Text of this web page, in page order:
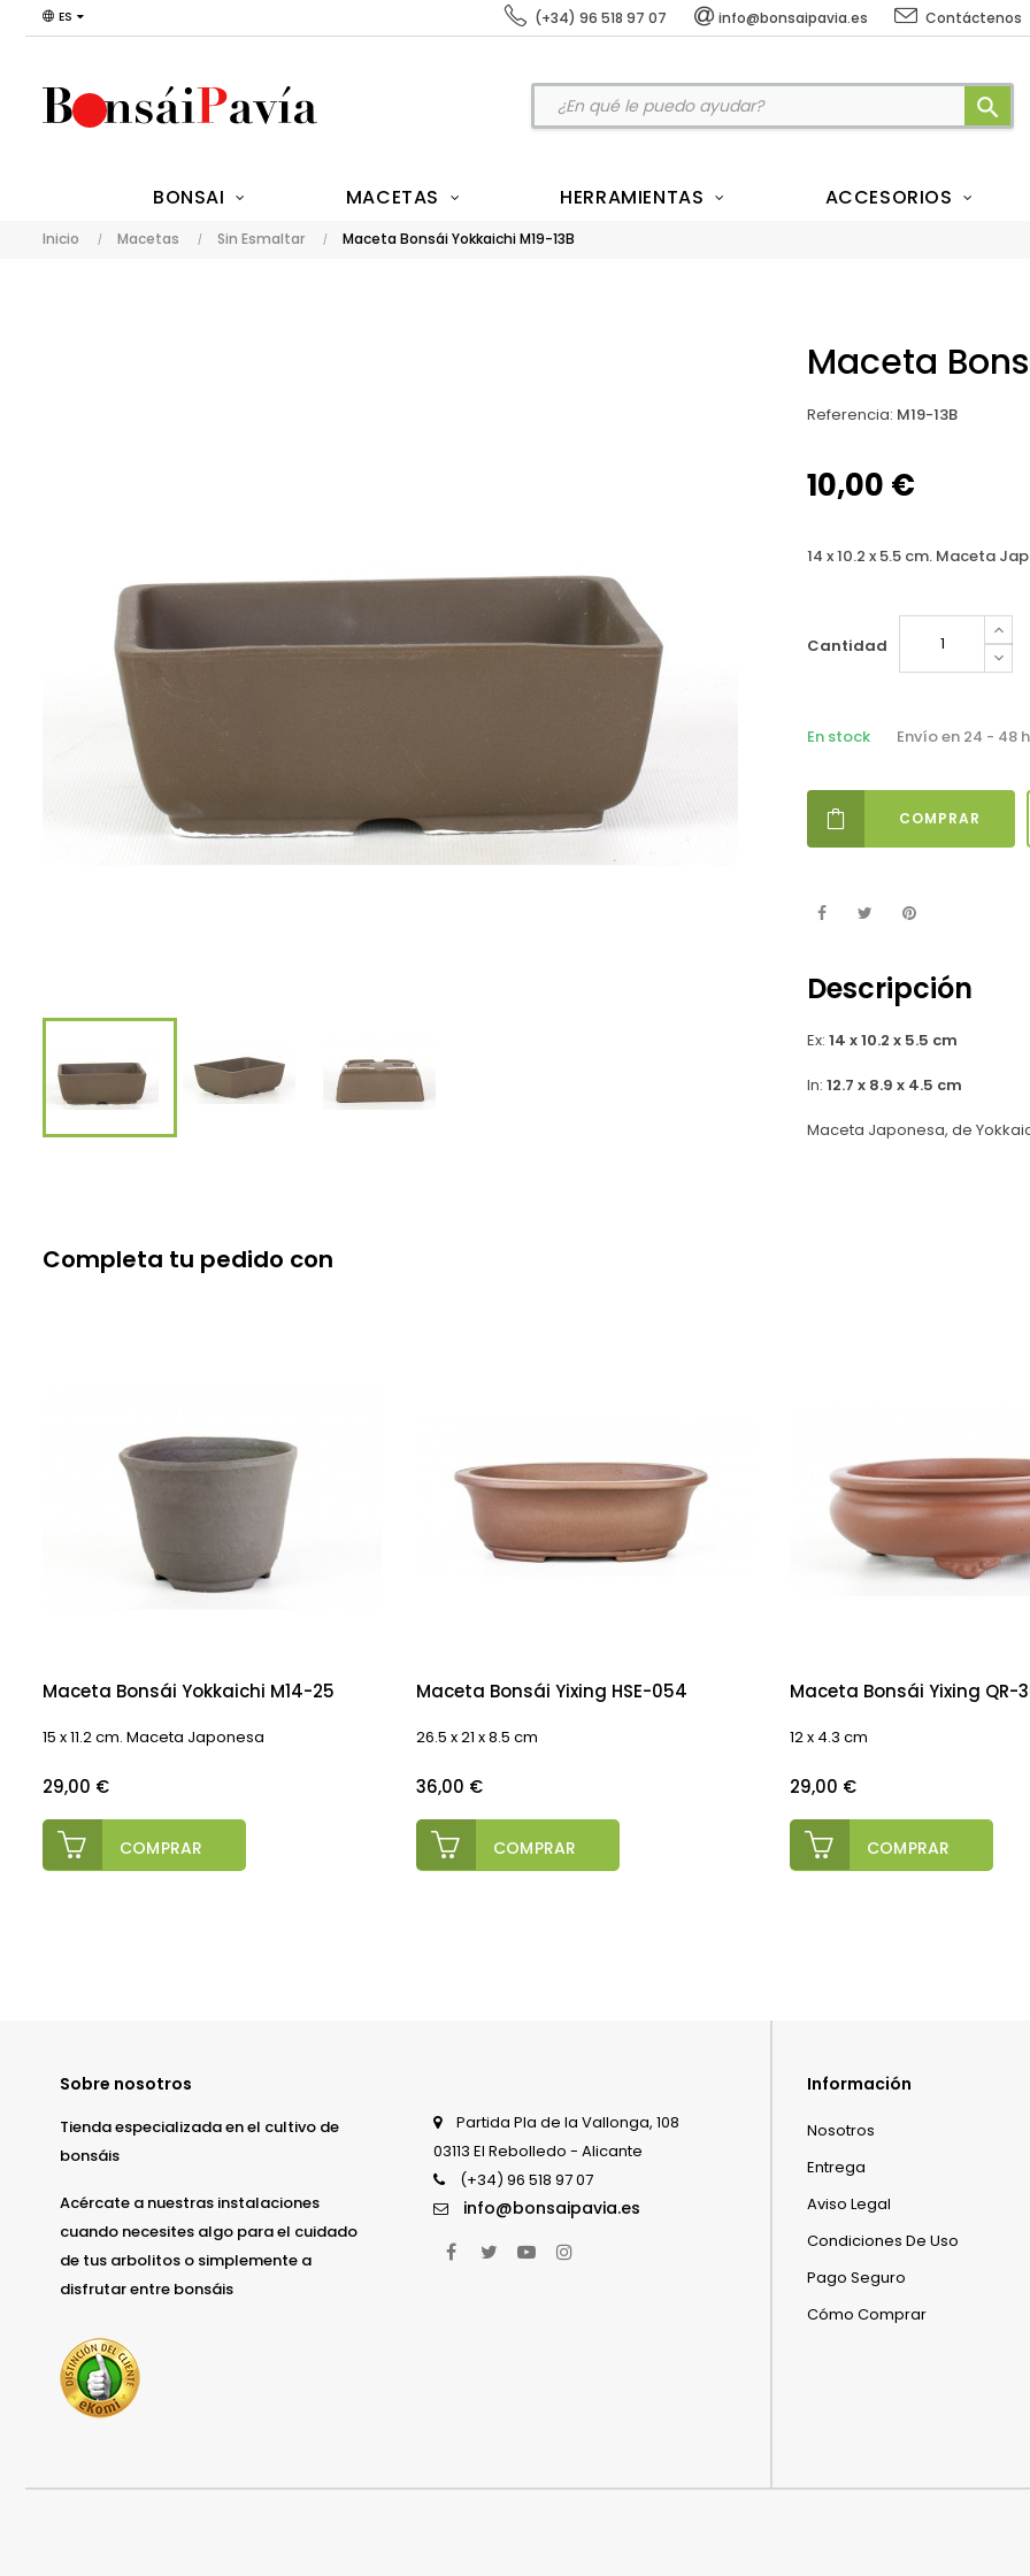
ES (+34) 96 518 97 07 info@bonsaipavia.es Contáctenos
search
BONSAI MACETAS HERRAMIENTAS ACCESORIOS
Inicio Macetas Sin Esmaltar Maceta Bonsái Yokkaichi M19-13B
Maceta
Referencia: M19-13B
10,00 €
14 x 10.2 x 5.5 cm. Maceta
Cantidad
En stock Envío en 24 - 48
COMPRAR
Descripción
Ex: 14 x 10.2 x 5.5 cm
In: 12.7 x 8.9 x 4.5 cm
Maceta Japonesa, de
Completa tu pedido con
Maceta Bonsái Yokkaichi M14-25
15 x 11.2 cm. Maceta Japonesa
Precio
29,00 €
COMPRAR
Maceta Bonsái Yixing HSE-054
26.5 x 21 x 8.5 cm
Precio
36,00 €
COMPRAR
Maceta Bonsái Yixing QR-
12 x 4.3 cm
Precio
29,00 €
COMPRAR
Sobre nosotros
Tienda especializada en el cultivo de
bonsáis
Acércate a nuestras instalaciones
cuando necesites algo para el cuidado
de tus arbolitos o simplemente a
disfrutar entre bonsáis
Partida Pla de la Vallonga, 108
03113 El Rebolledo - Alicante
(+34) 96 518 97 07
info@bonsaipavia.es
FacebookTwitterYouTube
Información
Nosotros
Entrega
Aviso Legal
Condiciones De Uso
Pago Seguro
Cómo Comprar